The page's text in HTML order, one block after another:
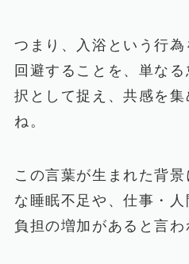
つまり、入浴という行
回避することを、単な
択として捉え、共感を
ね。
この言葉が生まれた背
な睡眠不足や、仕事・
負担の増加があると言わ